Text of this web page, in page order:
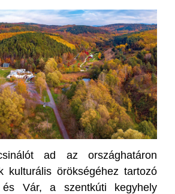
ad az országhatáron
kulturális örökségéhez tartozó
Vár, a szentkúti kegyhely